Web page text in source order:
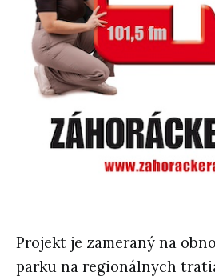
Projekt je zameraný na
parku na regionálnych